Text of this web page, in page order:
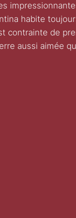
habite
contrainte de
aussi aimée